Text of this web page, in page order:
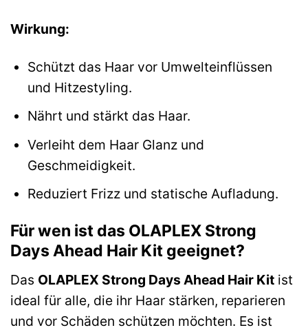
Wirkung:
Schützt das Haar vor Umwelteinflüssen
und Hitzestyling.
Nährt und stärkt das Haar.
Verleiht dem Haar Glanz und
Geschmeidigkeit.
Reduziert Frizz und statische Aufladung.
Für wen ist das OLAPLEX Strong
Days Ahead Hair Kit geeignet?
Das OLAPLEX Strong Days Ahead Hair Kit ist
ideal für alle, die ihr Haar stärken, reparieren
und vor Schäden schützen möchten. Es ist